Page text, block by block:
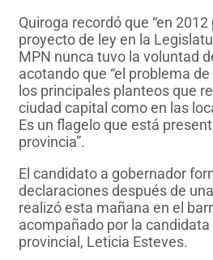
Quiroga recordó que “en
proyecto de ley en la
MPN nunca tuvo la voluntad
acotando que “el problema
los principales planteos que
ciudad capital como en las
Es un flagelo que está
provincia”.
El candidato a gobernador
declaraciones después de
realizó esta mañana en el
acompañado por la
provincial, Leticia Esteves.